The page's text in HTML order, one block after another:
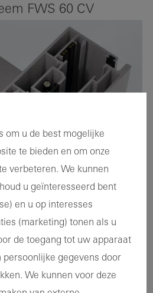
FWS 60 CV
van raamvleugel en
om u de best mogelijke
te bieden en om onze
verbeteren. We kunnen
u geïnteresseerd bent
en u op interesses
(marketing) tonen als u
de toegang tot uw apparaat
gegevens door
We kunnen voor deze